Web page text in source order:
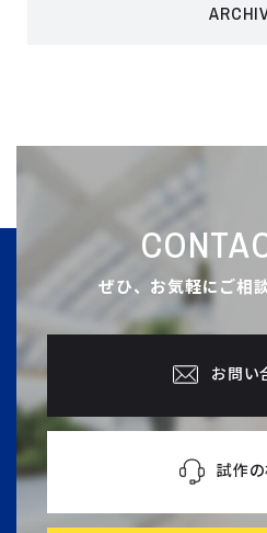
ぜひ、お気軽にご相
お問い
試作